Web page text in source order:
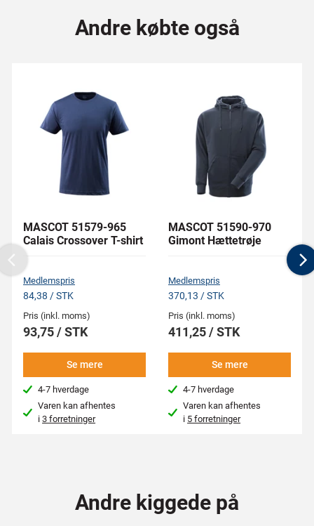
Andre købte også
MASCOT 51579-965
Calais Crossover T-shirt
Medlemspris
84,38 / STK
Pris (inkl. moms)
93,75 / STK
Se mere
4-7 hverdage
Varen kan afhentes
i3 forretninger
MASCOT 51590-970
Gimont Hættetrøje
Medlemspris
370,13 / STK
Pris (inkl. moms)
411,25 / STK
Se mere
4-7 hverdage
Varen kan afhentes
i 5 forretninger
Previous
Andre kiggede på